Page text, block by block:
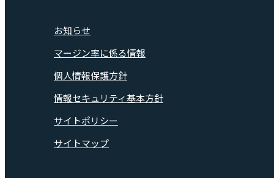
お知らせ
マージン率に係る情報
個人情報保護方針
情報セキュリティ基本方針
サイトポリシー
サイトマップ